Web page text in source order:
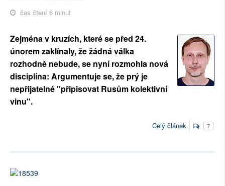
čas čtení 6 minut
Zejména v kruzích, které se před 24.
únorem zaklínaly, že žádná válka
rozhodně nebude, se nyní rozmohla nová
disciplína: Argumentuje se, že prý je
nepřijatelné "připisovat Rusům kolektivní
vinu".
Celý článek 7